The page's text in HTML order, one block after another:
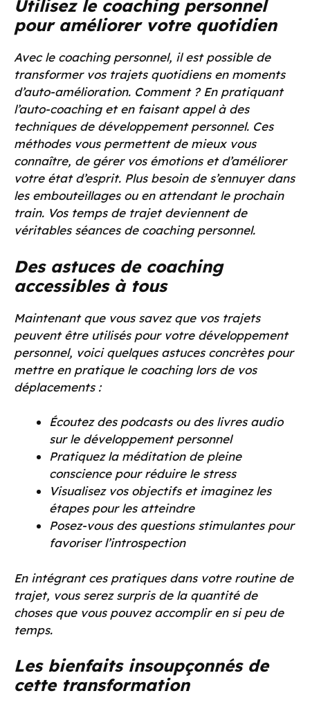
Utilisez le coaching personnel
pour améliorer votre quotidien
Avec le coaching personnel, il est possible de
transformer vos trajets quotidiens en moments
d’auto-amélioration. Comment ? En pratiquant
l’auto-coaching et en faisant appel à des
techniques de développement personnel. Ces
méthodes vous permettent de mieux vous
connaître, de gérer vos émotions et d’améliorer
votre état d’esprit. Plus besoin de s’ennuyer dans
les embouteillages ou en attendant le prochain
train. Vos temps de trajet deviennent de
véritables séances de coaching personnel.
Des astuces de coaching
accessibles à tous
Maintenant que vous savez que vos trajets
peuvent être utilisés pour votre développement
personnel, voici quelques astuces concrètes pour
mettre en pratique le coaching lors de vos
déplacements :
Écoutez des podcasts ou des livres audio
sur le développement personnel
Pratiquez la méditation de pleine
conscience pour réduire le stress
Visualisez vos objectifs et imaginez les
étapes pour les atteindre
Posez-vous des questions stimulantes pour
favoriser l’introspection
En intégrant ces pratiques dans votre routine de
trajet, vous serez surpris de la quantité de
choses que vous pouvez accomplir en si peu de
temps.
Les bienfaits insoupçonnés de
cette transformation